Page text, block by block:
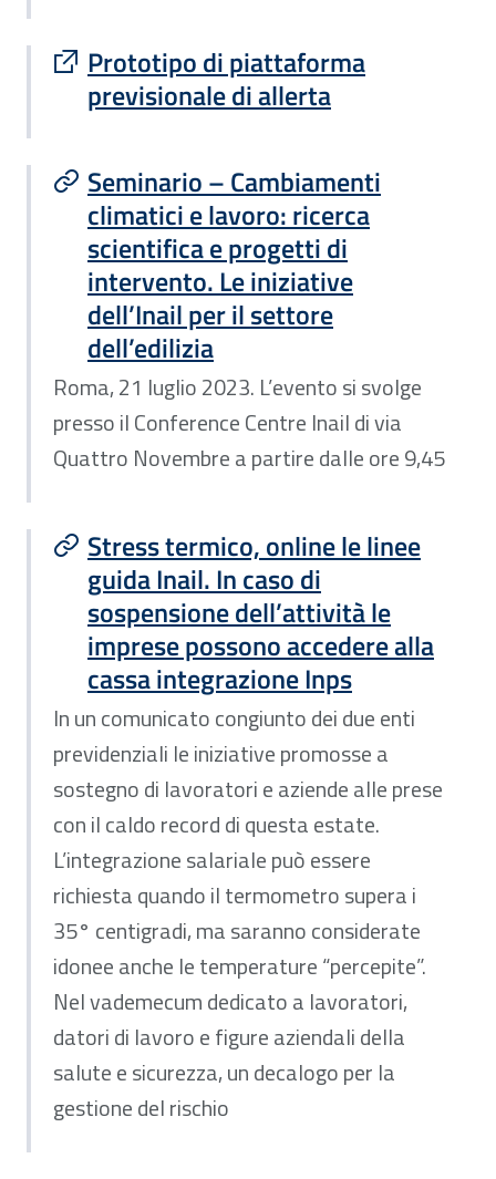
Prototipo di piattaforma
previsionale di allerta
Sito esterno : apre una nuova finestra
Seminario – Cambiamenti
climatici e lavoro: ricerca
scientifica e progetti di
intervento. Le iniziative
dell’Inail per il settore
dell’edilizia
Roma, 21 luglio 2023. L’evento si svolge
presso il Conference Centre Inail di via
Quattro Novembre a partire dalle ore 9,45
Stress termico, online le linee
guida Inail. In caso di
sospensione dell’attività le
imprese possono accedere alla
cassa integrazione Inps
In un comunicato congiunto dei due enti
previdenziali le iniziative promosse a
sostegno di lavoratori e aziende alle prese
con il caldo record di questa estate.
L’integrazione salariale può essere
richiesta quando il termometro supera i
35° centigradi, ma saranno considerate
idonee anche le temperature “percepite”.
Nel vademecum dedicato a lavoratori,
datori di lavoro e figure aziendali della
salute e sicurezza, un decalogo per la
gestione del rischio